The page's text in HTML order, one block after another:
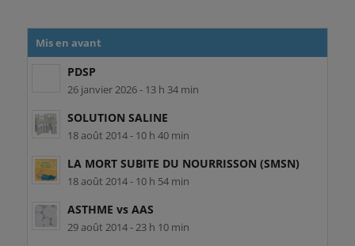
Mis en avant
PDSP
26 janvier 2026 - 13 h 34 min
SOLUTION SALINE
18 août 2014 - 10 h 40 min
LA MORT SUBITE DU NOURRISSON (SMSN)
18 août 2014 - 10 h 54 min
ASTHME vs AAS
29 août 2014 - 23 h 10 min